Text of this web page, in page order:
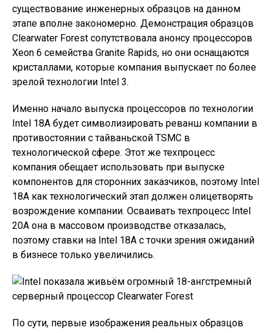
существование инженерных образцов на данном
этапе вполне закономерно. Демонстрация образцов
Clearwater Forest сопутствовала анонсу процессоров
Xeon 6 семейства Granite Rapids, но они оснащаются
кристаллами, которые компания выпускает по более
зрелой технологии Intel 3.
Именно начало выпуска процессоров по технологии
Intel 18A будет символизировать реванш компании в
противостоянии с тайваньской TSMC в
технологической сфере. Этот же техпроцесс
компания обещает использовать при выпуске
компонентов для сторонних заказчиков, поэтому Intel
18A как технологический этап должен олицетворять
возрождение компании. Осваивать техпроцесс Intel
20A она в массовом производстве отказалась,
поэтому ставки на Intel 18A с точки зрения ожиданий
в бизнесе только увеличились.
По сути, первые изображения реальных образцов